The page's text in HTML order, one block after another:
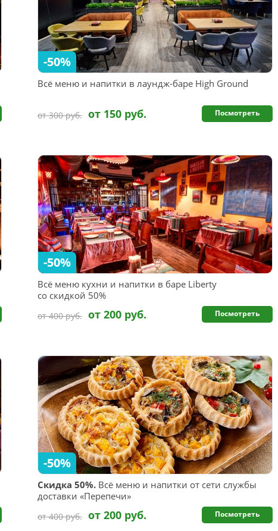
Всё меню и напитки в лаундж-баре High Ground
-50%
от 300 руб. от 150 руб. Посмотреть
Всё меню кухни и напитки в баре Liberty
со скидкой 50%
-50%
от 400 руб. от 200 руб. Посмотреть
Скидка 50%. Всё меню и напитки от сети службы
доставки «Перепечи»
-50%
от 400 руб. от 200 руб. Посмотреть